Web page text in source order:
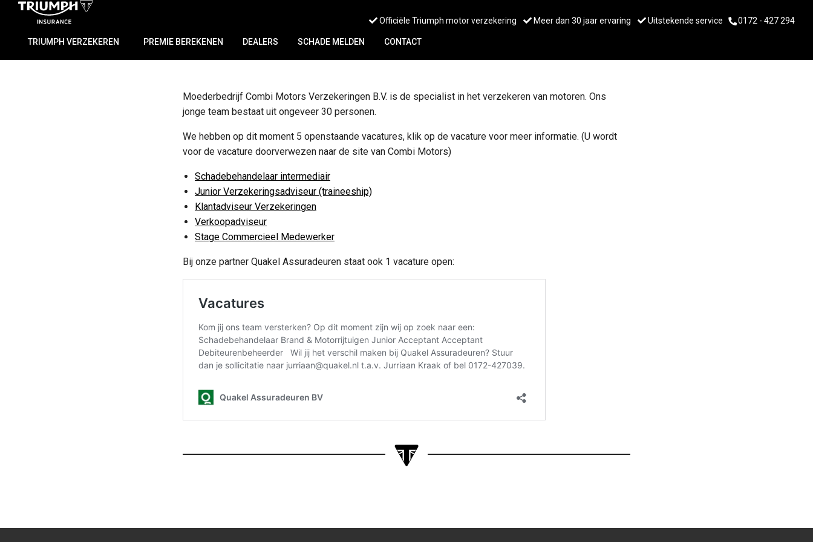
TRIUMPH VERZEKEREN PREMIE BEREKENEN DEALERS SCHADE MELDEN CONTACT
Officiële Triumph motor verzekering Meer dan 30 jaar ervaring Uitstekende service 0172 - 427 294
Moederbedrijf Combi Motors Verzekeringen B.V. is de specialist in het verzekeren van motoren. Ons
jonge team bestaat uit ongeveer 30 personen.
We hebben op dit moment 5 openstaande vacatures, klik op de vacature voor meer informatie. (U wordt
voor de vacature doorverwezen naar de site van Combi Motors)
Schadebehandelaar intermediair
Junior Verzekeringsadviseur (traineeship)
Klantadviseur Verzekeringen
Verkoopadviseur
Stage Commercieel Medewerker
Bij onze partner Quakel Assuradeuren staat ook 1 vacature open: